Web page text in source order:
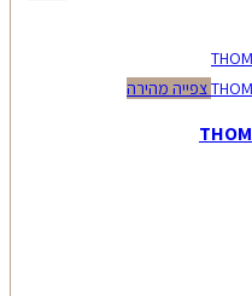
צפייה מהירה